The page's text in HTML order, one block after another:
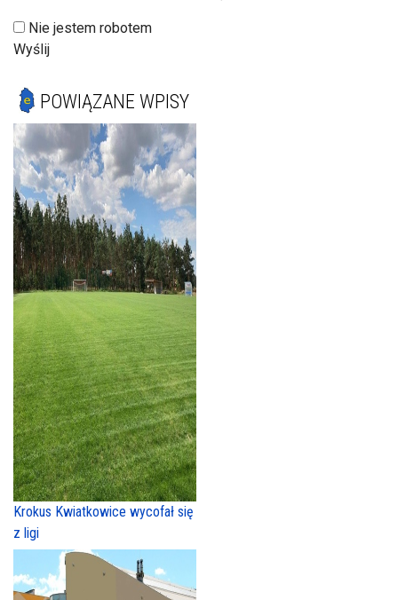
Nie jestem robotem
Wyślij
POWIĄZANE WPISY
Krokus Kwiatkowice wycofał się
z ligi